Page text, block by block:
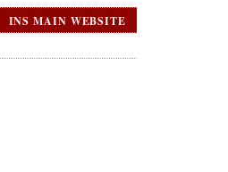
INS MAIN WEBSITE